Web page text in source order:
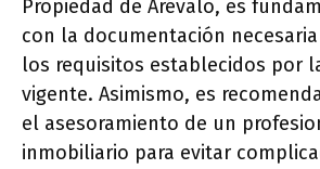
Propiedad de Arévalo, es
con la documentación
los requisitos establecidos por
vigente. Asimismo, es
el asesoramiento de un
inmobiliario para evitar